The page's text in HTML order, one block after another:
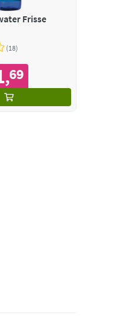
Frisse
18
,69